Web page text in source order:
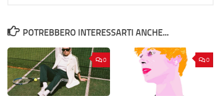
POTREBBERO INTERESSARTI ANCHE...
0 0